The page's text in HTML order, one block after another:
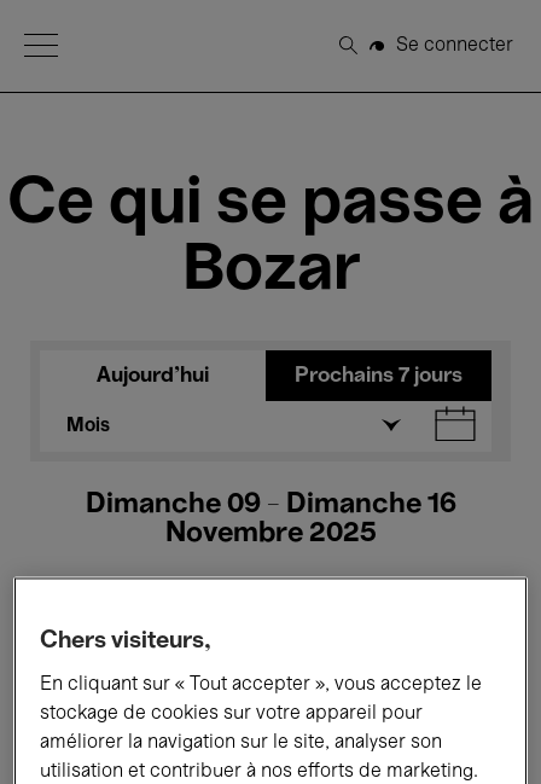
Open Menu
Rechercher
Se connecter
Ce qui se passe à
Bozar
Aujourd'hui Prochains 7 jours
Mois
Dimanche 09 - Dimanche 16
Novembre 2025
Tous les événements Concerts
Expositions Films Performances
Chers visiteurs,
En cliquant sur « Tout accepter », vous acceptez le
stockage de cookies sur votre appareil pour
améliorer la navigation sur le site, analyser son
utilisation et contribuer à nos efforts de marketing.